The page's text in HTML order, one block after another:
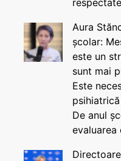
respectate
Aura
școlar:
este un
sunt mai
Este
De anul